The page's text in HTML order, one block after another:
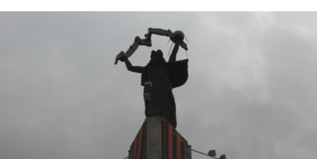
Авто и транспорт
Благоустройство
Недвижимость и ЖКХ